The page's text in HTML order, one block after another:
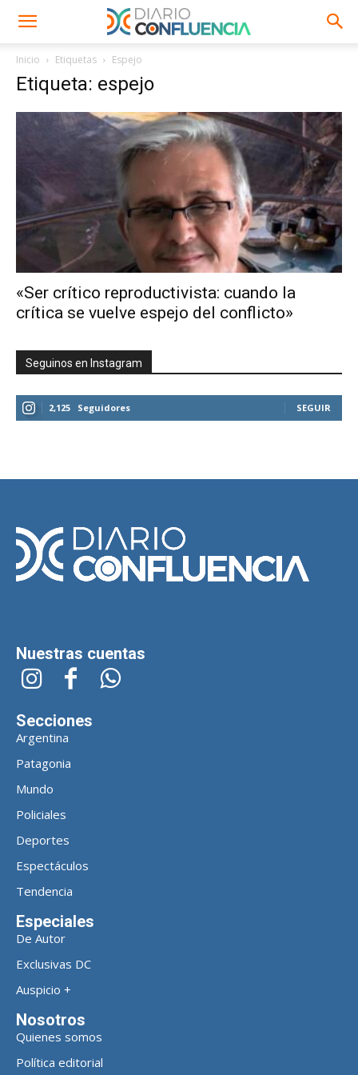
Inicio Etiquetas Espejo
Etiqueta: espejo
«Ser crítico reproductivista: cuando la
crítica se vuelve espejo del conflicto»
Seguinos en Instagram
2,125 Seguidores SEGUIR
Nuestras cuentas
Secciones
Argentina
Patagonia
Mundo
Policiales
Deportes
Espectáculos
Tendencia
Especiales
De Autor
Exclusivas DC
Auspicio +
Nosotros
Quienes somos
Política editorial